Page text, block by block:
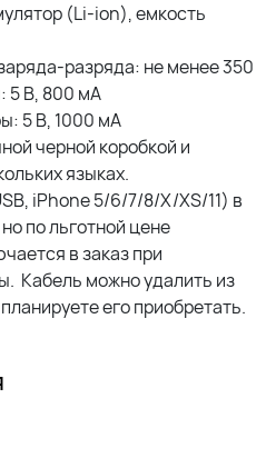
(Li-ion), емкость
разряда: не менее 350
5 В, 800 мА
5 В, 1000 мА
черной коробкой и
языках.
iPhone 5/6/7/8/X/XS/11) в
по льготной цене
в заказ при
Кабель можно удалить из
его приобретать.